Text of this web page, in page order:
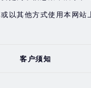
以其他方式使用本网站
客户须知